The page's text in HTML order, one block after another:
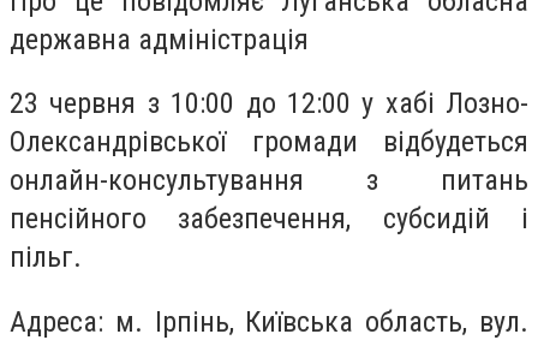
державна адміністрація
23 червня з 10:00 до 12:00 у хабі Лозно-
Олександрівської громади відбудеться
онлайн-консультування з питань
пенсійного забезпечення, субсидій і
пільг.
Адреса: м. Ірпінь, Київська область, вул.